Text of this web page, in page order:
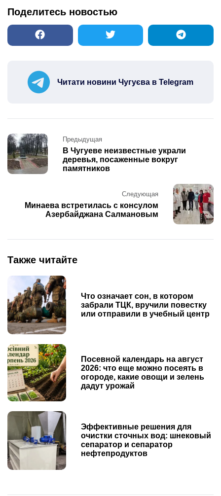
Поделитесь новостью
Читати новини Чугуєва в Telegram
Post
navigation
Предыдущая
В Чугуеве неизвестные украли
деревья, посаженные вокруг
памятников
Следующая
Минаева встретилась с консулом
Азербайджана Салмановым
Также читайте
Что означает сон, в котором
забрали ТЦК, вручили повестку
или отправили в учебный центр
Посевной календарь на август
2026: что еще можно посеять в
огороде, какие овощи и зелень
дадут урожай
Эффективные решения для
очистки сточных вод: шнековый
сепаратор и сепаратор
нефтепродуктов